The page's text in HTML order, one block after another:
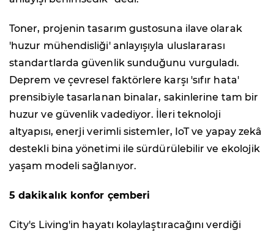
Toner, projenin tasarım gustosuna ilave olarak
'huzur mühendisliği' anlayışıyla uluslararası
standartlarda güvenlik sunduğunu vurguladı.
Deprem ve çevresel faktörlere karşı 'sıfır hata'
prensibiyle tasarlanan binalar, sakinlerine tam bir
huzur ve güvenlik vadediyor. İleri teknoloji
altyapısı, enerji verimli sistemler, IoT ve yapay zekâ
destekli bina yönetimi ile sürdürülebilir ve ekolojik
yaşam modeli sağlanıyor.
5 dakikalık konfor çemberi
City's Living'in hayatı kolaylaştıracağını verdiği